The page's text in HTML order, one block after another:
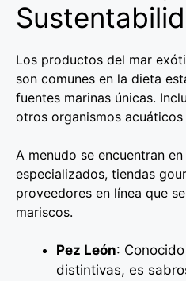
Los productos del mar
son comunes en la dieta
fuentes marinas únicas.
otros organismos
A menudo se encuentran
especializados, tiendas
proveedores en línea que
mariscos.
Pez León:
distintivas, es